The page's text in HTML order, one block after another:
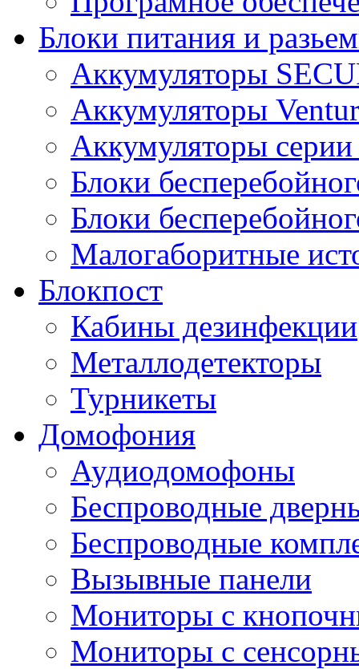
Блоки питания и
Аккумуляторы
Аккумуляторы
Аккумуляторы
Блоки
Блоки
Малогаборитные
Блокпост
Кабины дезинфекции
Металлодетекторы
Турникеты
Домофония
Аудиодомофоны
Беспроводные
Беспроводные
Вызывные панели
Мониторы с
Мониторы с